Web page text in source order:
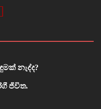
නැද්ද?
ජීවිත.